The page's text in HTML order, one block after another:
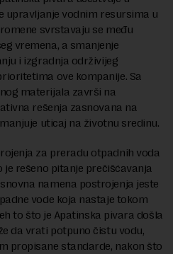
upravljanje vodnim resursima u
svrstavaju se među
vremena, a smanjenje
i izgradnja održivijeg
ove kompanije. Sa
materijala završi na
rešenja zasnovana na
uticaj na životnu sredinu.
za preradu otpadnih voda
rešeno pitanje prečišćavanja
namena postrojenja jeste
vode koja nastaje tokom
to što je Apatinska pivara došla
da vrati potpuno čistu vodu,
propisane standarde, nakon što